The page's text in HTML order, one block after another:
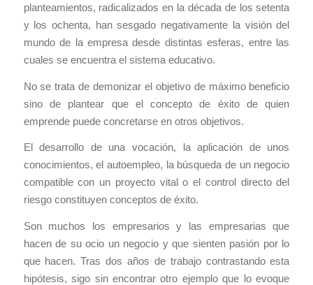
planteamientos, radicalizados en la década de los setenta
y los ochenta, han sesgado negativamente la visión del
mundo de la empresa desde distintas esferas, entre las
cuales se encuentra el sistema educativo.
No se trata de demonizar el objetivo de máximo beneficio
sino de plantear que el concepto de éxito de quien
emprende puede concretarse en otros objetivos.
El desarrollo de una vocación, la aplicación de unos
conocimientos, el autoempleo, la búsqueda de un negocio
compatible con un proyecto vital o el control directo del
riesgo constituyen conceptos de éxito.
Son muchos los empresarios y las empresarias que
hacen de su ocio un negocio y que sienten pasión por lo
que hacen. Tras dos años de trabajo contrastando esta
hipótesis, sigo sin encontrar otro ejemplo que lo evoque